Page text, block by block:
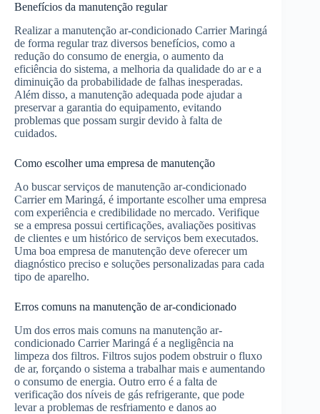
Benefícios da manutenção regular
Realizar a manutenção ar-condicionado Carrier Maringá
de forma regular traz diversos benefícios, como a
redução do consumo de energia, o aumento da
eficiência do sistema, a melhoria da qualidade do ar e a
diminuição da probabilidade de falhas inesperadas.
Além disso, a manutenção adequada pode ajudar a
preservar a garantia do equipamento, evitando
problemas que possam surgir devido à falta de
cuidados.
Como escolher uma empresa de manutenção
Ao buscar serviços de manutenção ar-condicionado
Carrier em Maringá, é importante escolher uma empresa
com experiência e credibilidade no mercado. Verifique
se a empresa possui certificações, avaliações positivas
de clientes e um histórico de serviços bem executados.
Uma boa empresa de manutenção deve oferecer um
diagnóstico preciso e soluções personalizadas para cada
tipo de aparelho.
Erros comuns na manutenção de ar-condicionado
Um dos erros mais comuns na manutenção ar-
condicionado Carrier Maringá é a negligência na
limpeza dos filtros. Filtros sujos podem obstruir o fluxo
de ar, forçando o sistema a trabalhar mais e aumentando
o consumo de energia. Outro erro é a falta de
verificação dos níveis de gás refrigerante, que pode
levar a problemas de resfriamento e danos ao